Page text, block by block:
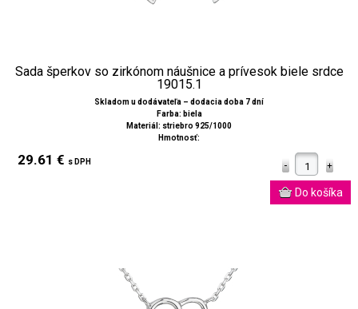
Sada šperkov so zirkónom náušnice a prívesok biele srdce
19015.1
Skladom u dodávateľa – dodacia doba 7 dní
Farba: biela
Materiál: striebro 925/1000
Hmotnosť:
29.61 € s DPH